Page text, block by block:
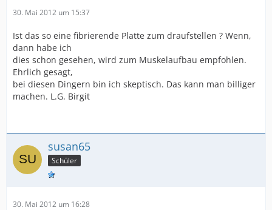
30. Mai 2012 um 15:37
Ist das so eine fibrierende Platte zum draufstellen ? Wenn,
dann habe ich
dies schon gesehen, wird zum Muskelaufbau empfohlen.
Ehrlich gesagt,
bei diesen Dingern bin ich skeptisch. Das kann man billiger
machen. L.G. Birgit
susan65
Schüler
30. Mai 2012 um 16:28